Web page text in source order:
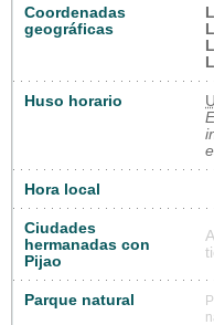
Coordenadas
geográficas
Huso horario
Hora local
Ciudades
hermanadas con
Pijao
Parque natural